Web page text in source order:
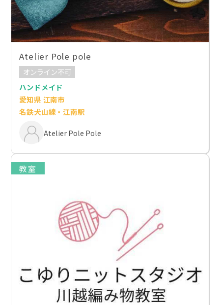
Atelier Pole pole
オンライン不可
ハンドメイド
愛知県 江南市
名鉄犬山線・江南駅
Atelier Pole Pole
教室